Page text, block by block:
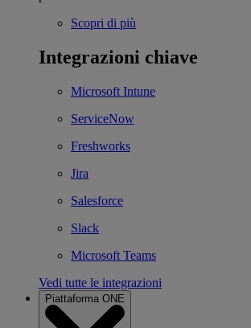
Scopri di più
Integrazioni chiave
Microsoft Intune
ServiceNow
Freshworks
Jira
Salesforce
Slack
Microsoft Teams
Vedi tutte le integrazioni
Piattaforma ONE